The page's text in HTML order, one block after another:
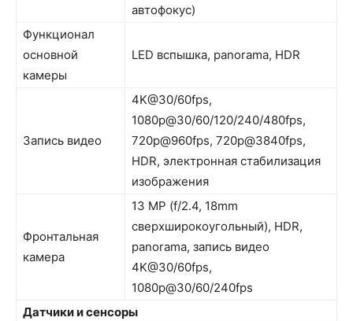
автофокус)
Функционал
основной
камеры
LED вспышка, panorama, HDR
Запись видео
4K@30/60fps,
1080p@30/60/120/240/480fps,
720p@960fps, 720p@3840fps,
HDR, электронная стабилизация
изображения
Фронтальная
камера
13 MP (f/2.4, 18mm
сверхширокоугольный), HDR,
panorama, запись видео
4K@30/60fps,
1080p@30/60/240fps
Датчики и сенсоры